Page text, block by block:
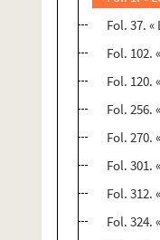
Fol. 37.
Fol. 102.
Fol. 120.
Fol. 256.
Fol. 270.
Fol. 301.
Fol. 312.
Fol. 324.